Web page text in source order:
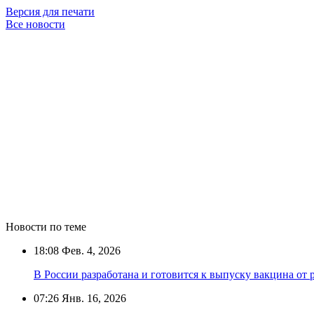
Версия для печати
Все новости
Новости по теме
18:08 Фев. 4, 2026
В России разработана и готовится к выпуску вакцина
07:26 Янв. 16, 2026